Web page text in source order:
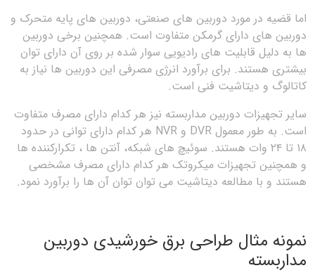
اما قضیه در مورد دوربین های صنعتی، دوربین های پایه متحرک و
دوربین های دارای گرمکن متفاوت است. همچنین برخی دوربین
ها به دلیل قابلیت های رادیویی سوار شده بر روی آن دارای توان
بیشتری هستند. برای برآورد انرژی مصرفی این دوربین ها نیاز به
کاتالوگ و دیتاشیت فنی است.
سایر تجهیزات دوربین مداربسته نیز هر کدام دارای مصرف متفاوت
است. به طور معمول DVR و NVR هر کدام دارای توانی در حدود
۱۸ تا ۲۴ وات هستند. سوئیچ های شبکه، آنتن ها ، تکرارکننده ها
و همچنین تجهیزات میکروتک هر کدام دارای مصرف مشخصی
هستند و با مطالعه دیتاشیت می توان توان آن ها را برآورد نمود.
نمونه مثال طراحی برق خورشیدی دوربین
مداربسته